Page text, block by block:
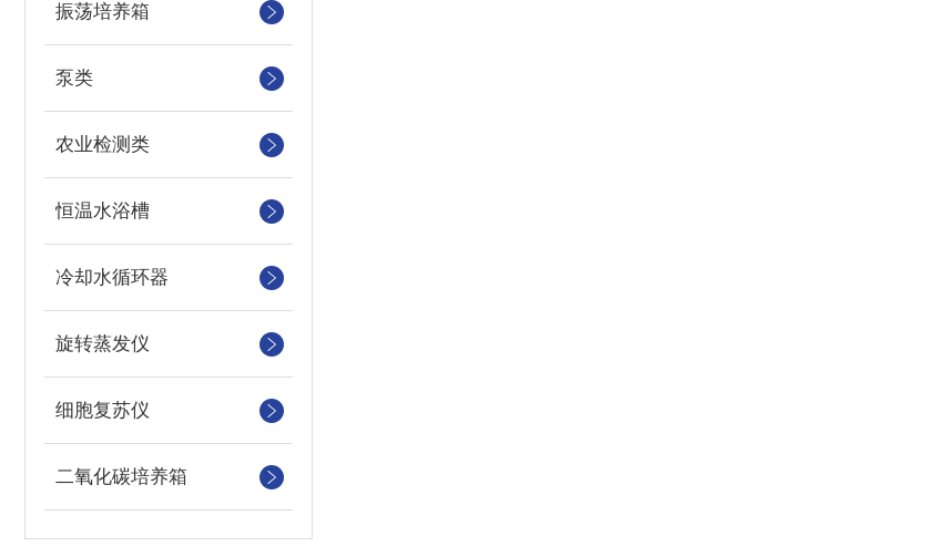
振荡培养箱
泵类
农业检测类
恒温水浴槽
冷却水循环器
旋转蒸发仪
细胞复苏仪
二氧化碳培养箱